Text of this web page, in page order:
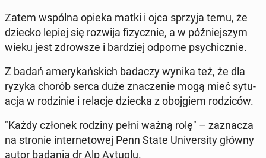
Zatem wspólna opieka matki i ojca sprzyja temu, że
dziecko lepiej się rozwija fi­zycz­nie, a w póź­niej­szym
wieku jest zdrow­sze i bar­dziej odporne psy­chicz­nie.
Z badań ame­ry­kań­skich badaczy wynika też, że dla
ryzyka chorób serca duże zna­cze­nie mogą mieć sy­tu­
acja w ro­dzi­nie i relacje dziecka z oboj­giem ro­dzi­ców.
"Każdy członek rodziny pełni ważną rolę" – za­zna­cza
na stronie in­ter­ne­to­wej Penn State Uni­ver­si­ty główny
autor badania dr Alp Aytuglu.